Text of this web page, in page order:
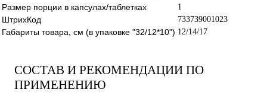
Размер порции в капсулах/таблетках 1
ШтрихКод 733739001023
Габариты товара, см (в упаковке "32/12*10") 12/14/17
СОСТАВ И РЕКОМЕНДАЦИИ ПО
ПРИМЕНЕНИЮ